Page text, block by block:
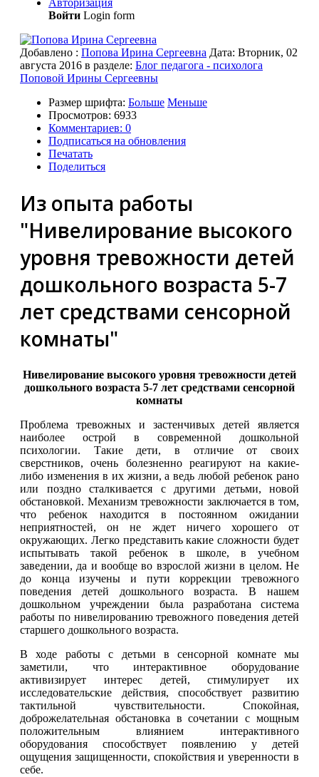
Войти Login form
Добавлено : Попова Ирина Сергеевна Дата: Вторник, 02
августа 2016 в разделе: Блог педагога - психолога
Поповой Ирины Сергеевны
Размер шрифта: Больше Меньше
Просмотров: 6933
Комментариев: 0
Подписаться на обновления
Печатать
Поделиться
Из опыта работы
"Нивелирование высокого
уровня тревожности детей
дошкольного возраста 5-7
лет средствами сенсорной
комнаты"
Нивелирование высокого уровня тревожности детей
дошкольного возраста 5-7 лет средствами сенсорной
комнаты
Проблема тревожных и застенчивых детей является
наиболее острой в современной дошкольной
психологии. Такие дети, в отличие от своих
сверстников, очень болезненно реагируют на какие-
либо изменения в их жизни, а ведь любой ребенок рано
или поздно сталкивается с другими детьми, новой
обстановкой. Механизм тревожности заключается в том,
что ребенок находится в постоянном ожидании
неприятностей, он не ждет ничего хорошего от
окружающих. Легко представить какие сложности будет
испытывать такой ребенок в школе, в учебном
заведении, да и вообще во взрослой жизни в целом. Не
до конца изучены и пути коррекции тревожного
поведения детей дошкольного возраста. В нашем
дошкольном учреждении была разработана система
работы по нивелированию тревожного поведения детей
старшего дошкольного возраста.
В ходе работы с детьми в сенсорной комнате мы
заметили, что интерактивное оборудование
активизирует интерес детей, стимулирует их
исследовательские действия, способствует развитию
тактильной чувствительности. Спокойная,
доброжелательная обстановка в сочетании с мощным
положительным влиянием интерактивного
оборудования способствует появлению у детей
ощущения защищенности, спокойствия и уверенности в
себе.